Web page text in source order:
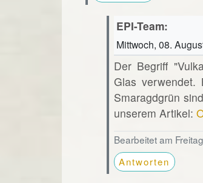
EPI-Team:
Mittwoch, 08.
Der Begriff
Glas verwendet.
Smaragdgrün
unserem Artikel:
Bearbeitet am
Antworten